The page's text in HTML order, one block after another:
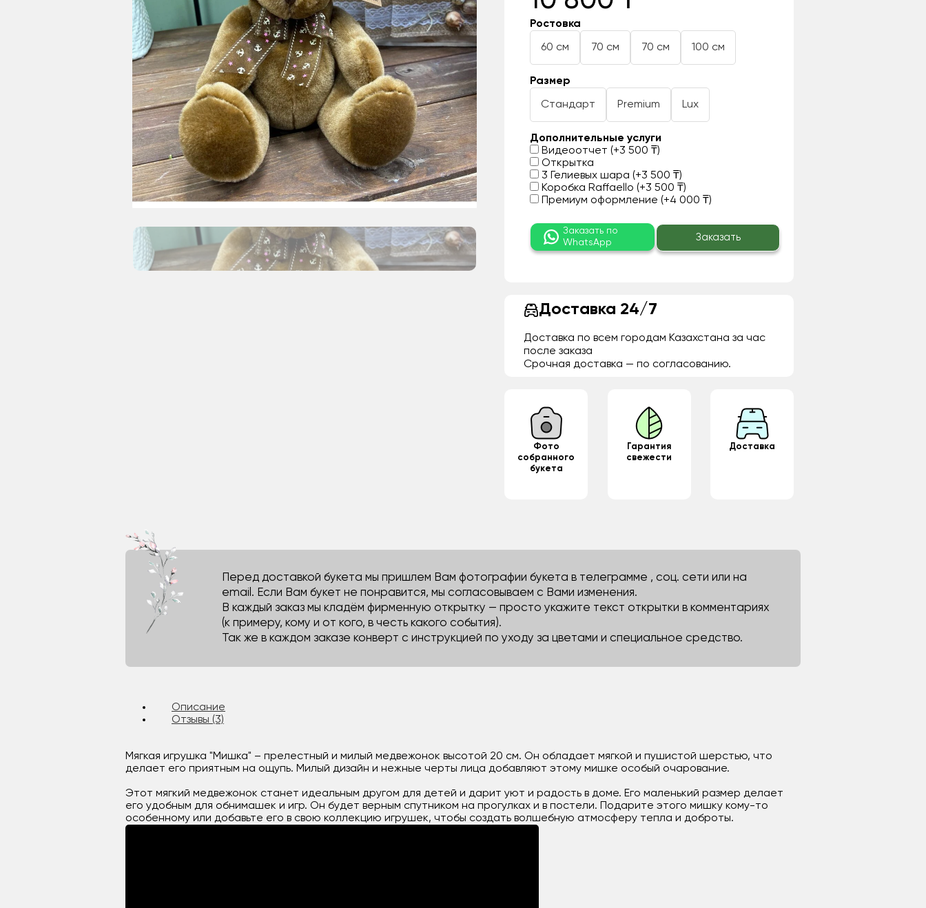
Ростовка
60 см 70 см 70 см 100 см
Размер
Стандарт Premium Lux
Дополнительные услуги
Видеоотчет (+3 500 ₸)
Открытка
3 Гелиевых шара (+3 500 ₸)
Коробка Raffaello (+3 500 ₸)
Премиум оформление (+4 000 ₸)
Заказать по
WhatsApp
Заказать
Доставка 24/7
Доставка по всем городам Казахстана за час
после заказа
Срочная доставка — по согласованию.
Фото
собранного
букета
Гарантия
свежести
Доставка
Перед доставкой букета мы пришлем Вам фотографии букета в телеграмме , соц. сети или на
email. Если Вам букет не понравится, мы согласовываем с Вами изменения.
В каждый заказ мы кладём фирменную открытку — просто укажите текст открытки в комментариях
(к примеру, кому и от кого, в честь какого события).
Так же в каждом заказе конверт с инструкцией по уходу за цветами и специальное средство.
Описание
Отзывы (3)
Мягкая игрушка "Мишка" – прелестный и милый медвежонок высотой 20 см. Он обладает мягкой и пушистой шерстью, что
делает его приятным на ощупь. Милый дизайн и нежные черты лица добавляют этому мишке особый очарование.
Этот мягкий медвежонок станет идеальным другом для детей и дарит уют и радость в доме. Его маленький размер делает
его удобным для обнимашек и игр. Он будет верным спутником на прогулках и в постели. Подарите этого мишку кому-то
особенному или добавьте его в свою коллекцию игрушек, чтобы создать волшебную атмосферу тепла и доброты.